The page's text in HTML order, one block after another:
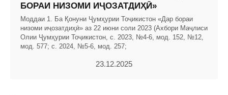
БОРАИ НИЗОМИ ИҶОЗАТДИҲӢ»
Моддаи 1. Ба Қонуни Ҷумҳурии Тоҷикистон «Дар бораи
низоми иҷозатдиҳӣ» аз 22 июни соли 2023 (Ахбори Маҷлиси
Олии Ҷумҳурии Тоҷикистон, с. 2023, №4-6, мод. 152, №12,
мод. 577; с. 2024, №5-6, мод. 257;
23.12.2025